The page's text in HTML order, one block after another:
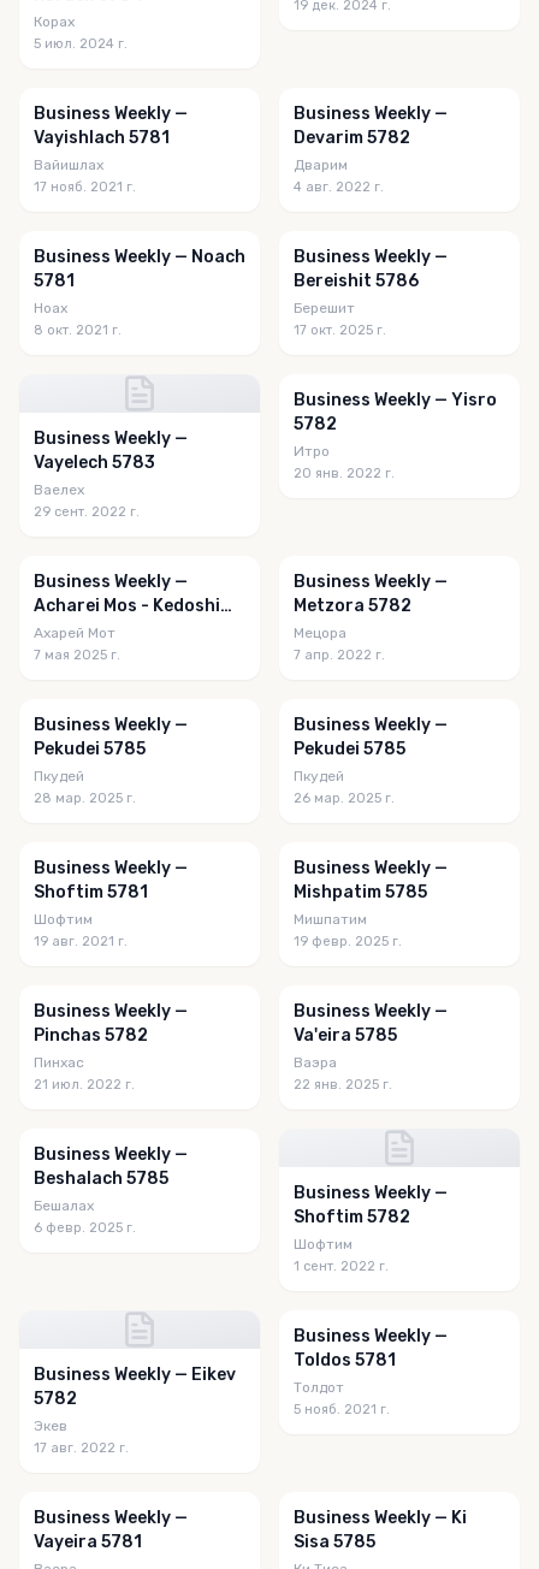
Корах
5 июл. 2024 г.
19 дек. 2024 г.
Business Weekly —
Vayishlach 5781
Вайишлах
17 нояб. 2021 г.
Business Weekly —
Devarim 5782
Дварим
4 авг. 2022 г.
Business Weekly — Noach
5781
Ноах
8 окт. 2021 г.
Business Weekly —
Bereishit 5786
Берешит
17 окт. 2025 г.
Business Weekly —
Vayelech 5783
Ваелех
29 сент. 2022 г.
Business Weekly — Yisro
5782
Итро
20 янв. 2022 г.
Business Weekly —
Acharei Mos - Kedoshim
5785
Ахарей Мот
7 мая 2025 г.
Business Weekly —
Metzora 5782
Мецора
7 апр. 2022 г.
Business Weekly —
Pekudei 5785
Пкудей
28 мар. 2025 г.
Business Weekly —
Pekudei 5785
Пкудей
26 мар. 2025 г.
Business Weekly —
Shoftim 5781
Шофтим
19 авг. 2021 г.
Business Weekly —
Mishpatim 5785
Мишпатим
19 февр. 2025 г.
Business Weekly —
Pinchas 5782
Пинхас
21 июл. 2022 г.
Business Weekly —
Va'eira 5785
Ваэра
22 янв. 2025 г.
Business Weekly —
Beshalach 5785
Бешалах
6 февр. 2025 г.
Business Weekly —
Shoftim 5782
Шофтим
1 сент. 2022 г.
Business Weekly — Eikev
5782
Экев
17 авг. 2022 г.
Business Weekly —
Toldos 5781
Толдот
5 нояб. 2021 г.
Business Weekly —
Vayeira 5781
Business Weekly — Ki
Sisa 5785